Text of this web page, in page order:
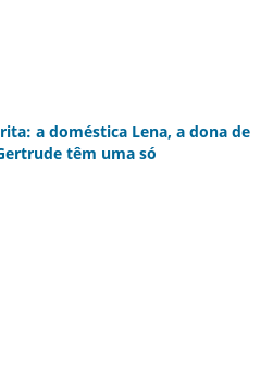
a doméstica Lena, a dona de
têm uma só